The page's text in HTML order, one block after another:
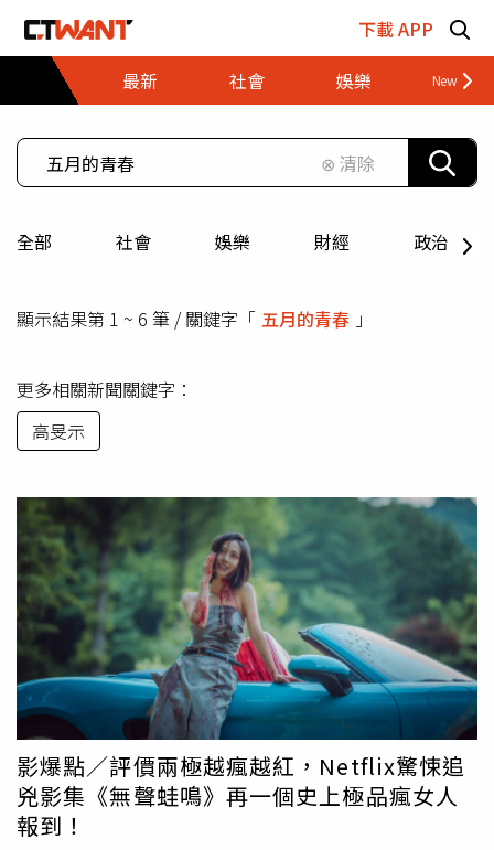
下載 APP
最新
社會 娛樂 財經
⊗ 清除
全部 社會 娛樂 財經 政治
顯示結果第 1 ~ 6 筆 / 關鍵字「 五月的青春 」
更多相關新聞關鍵字：
高旻示
影爆點／評價兩極越瘋越紅，Netflix驚悚追
兇影集《無聲蛙鳴》再一個史上極品瘋女人
報到！